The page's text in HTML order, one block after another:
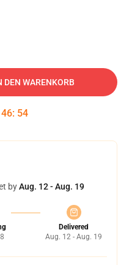
DEN WARENKORB
46: 54
byAug. 12 - Aug. 19
Delivered
Aug. 12 - Aug. 19